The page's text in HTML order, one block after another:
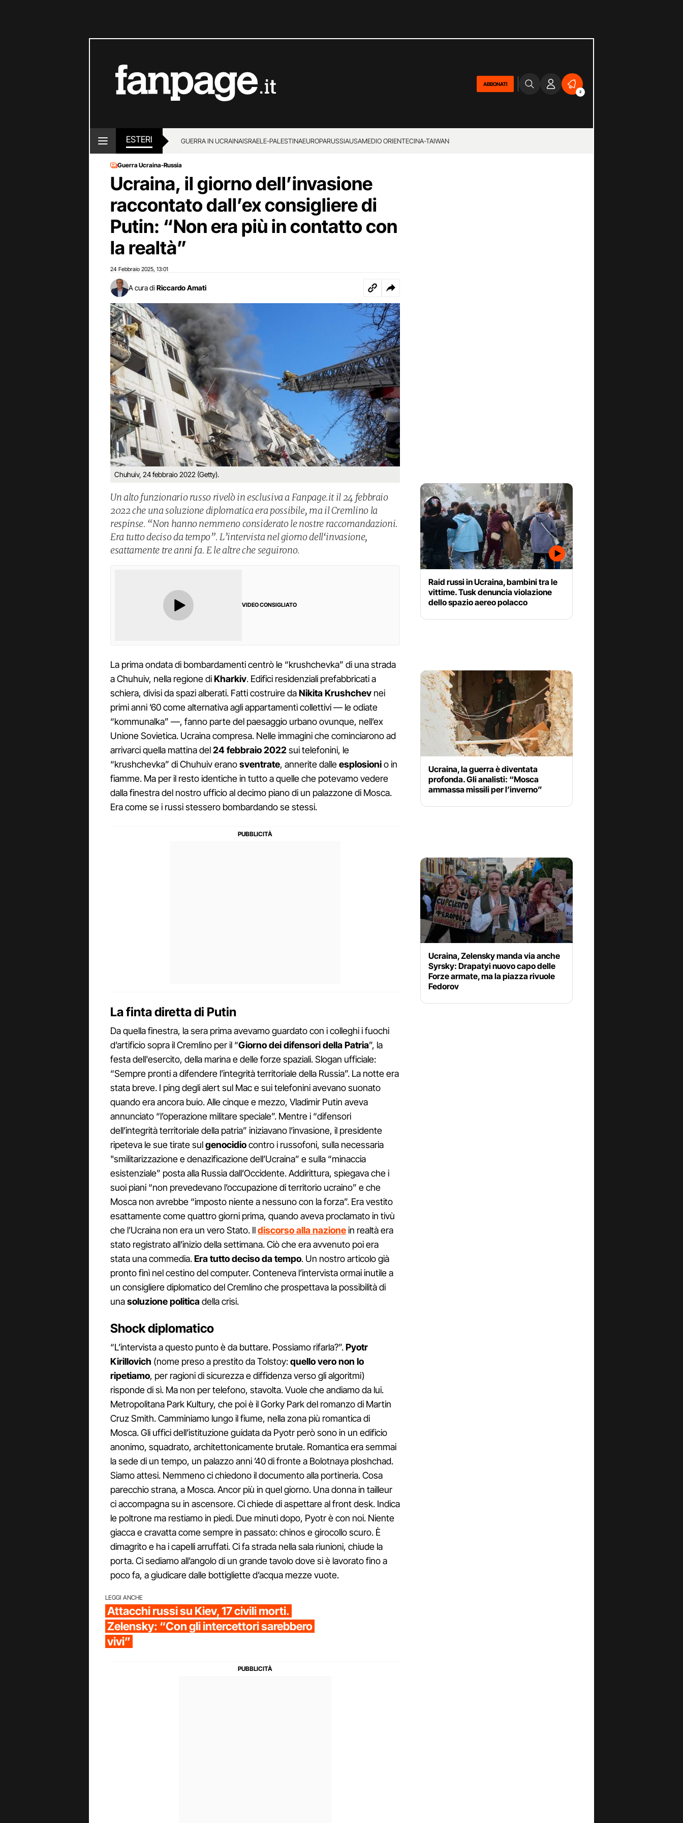
ABBONATI
2
ESTERI GUERRA IN UCRAINAISRAELE-PALESTINAEUROPARUSSIAUSAMEDIO ORIENTECINA-TAIWAN
Guerra Ucraina-Russia
Ucraina, il giorno dell’invasione
raccontato dall’ex consigliere di
Putin: “Non era più in contatto con
la realtà”
24 Febbraio 2025 13:01
A cura di Riccardo Amati
Chuhuiv, 24 febbraio 2022 (Getty).
Un alto funzionario russo rivelò in esclusiva a Fanpage.it il 24 febbraio
2022 che una soluzione diplomatica era possibile, ma il Cremlino la
respinse. “Non hanno nemmeno considerato le nostre raccomandazioni.
Era tutto deciso da tempo”. L’intervista nel giorno dell‘invasione,
esattamente tre anni fa. E le altre che seguirono.
VIDEO CONSIGLIATO
La prima ondata di bombardamenti centrò le “krushchevka” di una strada
a Chuhuiv, nella regione diKharkiv. Edifici residenziali prefabbricati a
schiera, divisi da spazi alberati. Fatti costruire daNikitaKrushchev nei
primi anni ’60 come alternativa agli appartamenti collettivi — le odiate
“kommunalka” —, fanno parte del paesaggio urbano ovunque, nell’ex
Unione Sovietica. Ucraina compresa. Nelle immagini che cominciarono ad
arrivarci quella mattina del24 febbraio 2022sui telefonini, le
“krushchevka” di Chuhuiv eranosventrate, annerite dalleesplosionio in
fiamme. Ma per il resto identiche in tutto a quelle che potevamo vedere
dalla finestra del nostro ufficio al decimo piano di un palazzone di Mosca.
Era come se i russi stessero bombardando se stessi.
La finta diretta di Putin
Da quella finestra, la sera prima avevamo guardato con i colleghi i fuochi
d’artificio sopra il Cremlino per il “Giorno dei difensori della Patria”, la
festa dell'esercito, della marina e delle forze spaziali. Slogan ufficiale:
“Sempre pronti a difendere l’integrità territoriale della Russia”. La notte era
stata breve. I ping degli alert sul Mac e sui telefonini avevano suonato
quando era ancora buio. Alle cinque e mezzo, Vladimir Putin aveva
annunciato “l’operazione militare speciale”. Mentre i “difensori
dell’integrità territoriale della patria” iniziavano l’invasione, il presidente
ripeteva le sue tirate sulgenocidiocontro i russofoni, sulla necessaria
"smilitarizzazione e denazificazione dell’Ucraina” e sulla “minaccia
esistenziale” posta alla Russia dall’Occidente. Addirittura, spiegava che i
suoi piani “non prevedevano l’occupazione di territorio ucraino” e che
Mosca non avrebbe “imposto niente a nessuno con la forza”. Era vestito
esattamente come quattro giorni prima, quando aveva proclamato in tivù
che l’Ucraina non era un vero Stato. Ildiscorso alla nazionein realtà era
stato registrato all’inizio della settimana. Ciò che era avvenuto poi era
stata una commedia.Era tutto deciso da tempo. Un nostro articolo già
pronto finì nel cestino del computer. Conteneva l’intervista ormai inutile a
un consigliere diplomatico del Cremlino che prospettava la possibilità di
unasoluzione politicadella crisi.
Shock diplomatico
“L’intervista a questo punto è da buttare. Possiamo rifarla?”.Pyotr
Kirillovich (nome preso a prestito da Tolstoy:quello vero non lo
ripetiamo, per ragioni di sicurezza e diffidenza verso gli algoritmi)
risponde di sì. Ma non per telefono, stavolta. Vuole che andiamo da lui.
Metropolitana Park Kultury, che poi è il Gorky Park del romanzo di Martin
Cruz Smith. Camminiamo lungo il fiume, nella zona più romantica di
Mosca. Gli uffici dell’istituzione guidata da Pyotr però sono in un edificio
anonimo, squadrato, architettonicamente brutale. Romantica era semmai
la sede di un tempo, un palazzo anni ’40 di fronte a Bolotnaya ploshchad.
Siamo attesi. Nemmeno ci chiedono il documento alla portineria. Cosa
parecchio strana, a Mosca. Ancor più in quel giorno. Una donna in tailleur
ci accompagna su in ascensore. Ci chiede di aspettare al front desk. Indica
le poltrone ma restiamo in piedi. Due minuti dopo, Pyotr è con noi. Niente
giacca e cravatta come sempre in passato: chinos e girocollo scuro. È
dimagrito e ha i capelli arruffati. Ci fa strada nella sala riunioni, chiude la
porta. Ci sediamo all’angolo di un grande tavolo dove si è lavorato fino a
poco fa, a giudicare dalle bottigliette d’acqua mezze vuote.
LEGGI ANCHE
Attacchi russi su Kiev, 17 civili morti.
Zelensky: “Con gli intercettori sarebbero
vivi”
Raid russi in Ucraina, bambini tra le
vittime. Tusk denuncia violazione
dello spazio aereo polacco
Ucraina, la guerra è diventata
profonda. Gli analisti: “Mosca
ammassa missili per l’inverno”
Ucraina, Zelensky manda via anche
Syrsky: Drapatyi nuovo capo delle
Forze armate, ma la piazza rivuole
Fedorov